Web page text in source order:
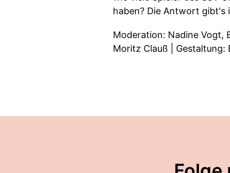
haben? Die Antwort gibt's
Moderation: Nadine Vogt,
Moritz Clauß | Gestaltung: